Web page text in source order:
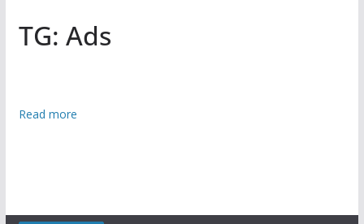
TG: Ads
Read more:
রে